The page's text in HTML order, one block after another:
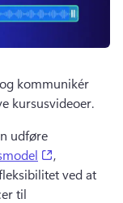
kommunikér
kursusvideoer.
udføre
,
ved at
til